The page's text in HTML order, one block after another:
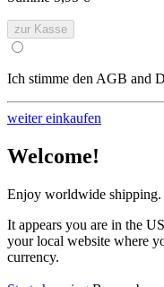
zur Kasse
Ich stimme den AGB and
weiter einkaufen
Welcome!
Enjoy worldwide shipping.
It appears you are in the
your local website where
currency.